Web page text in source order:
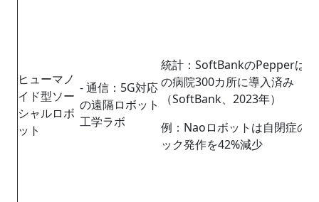
ヒューマノ
イド型ソー
シャルロボ
ット
- 通信：5G対応
の遠隔ロボット
工学ラボ
統計：SoftBankのPepperは
の病院300カ所に導入済み
（SoftBank、2023年）
例：Naoロボットは自閉症の
ック発作を42%減少